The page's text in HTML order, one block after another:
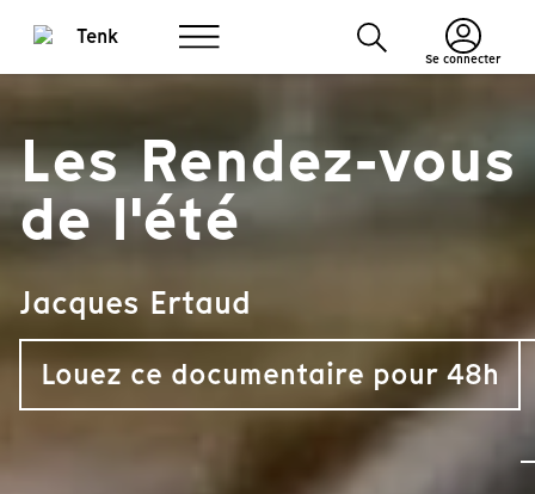
Se connecter
Les Rendez-vous
de l'été
Jacques Ertaud
Louez ce documentaire pour 48h